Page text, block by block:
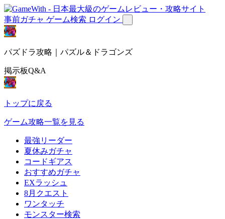
事前ガチャ ゲーム検索 ログイン
パズドラ攻略｜パズル＆ドラゴンズ
掲示板Q&A
トップに戻る
ゲーム攻略一覧を見る
最強リーダー
夏休みガチャ
コードギアス
おすすめガチャ
EXラッシュ
8月クエスト
ワンタッチ
モンスター検索